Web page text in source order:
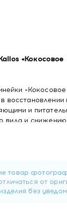
«Кокосовое
и
вида и
без
уникальной
шампуне Kallos